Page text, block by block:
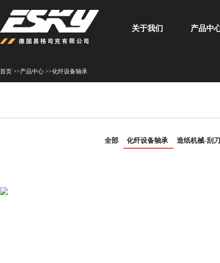
关于我们 产品中
首页 >>产品中心 >>化纤设备轴承
全部 化纤设备轴承 造纸机械-刮